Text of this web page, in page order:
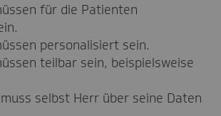
für die Patienten
personalisiert sein.
teilbar sein, beispielsweise
selbst Herr über seine Daten